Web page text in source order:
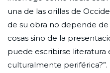
una de las orillas de
de su obra no depende
cosas sino de la
puede escribirse literatura
culturalmente periférica?”.